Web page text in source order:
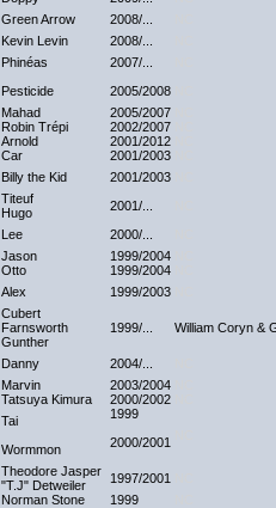
Green Arrow 2008/...
Kevin Levin 2008/...
Phinéas 2007/...
Pesticide 2005/2008
Mahad 2005/2007
Robin Trépi 2002/2007
Arnold 2001/2012
Car 2001/2003
Billy the Kid 2001/2003
Titeuf 2001/...
Hugo
Lee 2000/...
Jason 1999/2004
Otto 1999/2004
Alex 1999/2003
Cubert
Farnsworth
1999/...
William Coryn &
Gunther
Danny 2004/...
Marvin 2003/2004
Tatsuya Kimura 2000/2002
Tai
1999
2000/2001
Wormmon
Theodore Jasper
"T.J" Detweiler
1997/2001
Norman Stone 1999